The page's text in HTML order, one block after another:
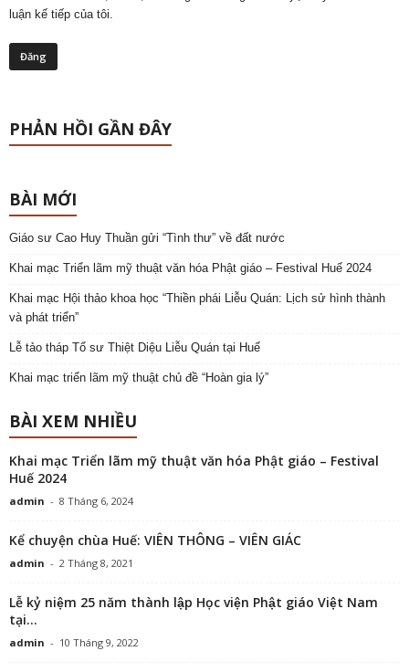
luận kế tiếp của tôi.
PHẢN HỒI GẦN ĐÂY
BÀI MỚI
Giáo sư Cao Huy Thuần gửi “Tình thư” về đất nước
Khai mạc Triển lãm mỹ thuật văn hóa Phật giáo – Festival Huế 2024
Khai mạc Hội thảo khoa học “Thiền phái Liễu Quán: Lịch sử hình thành
và phát triển”
Lễ tảo tháp Tổ sư Thiệt Diệu Liễu Quán tại Huế
Khai mạc triển lãm mỹ thuật chủ đề “Hoàn gia lý”
BÀI XEM NHIỀU
Khai mạc Triển lãm mỹ thuật văn hóa Phật giáo – Festival
Huế 2024
admin - 8 Tháng 6, 2024
Kể chuyện chùa Huế: VIÊN THÔNG – VIÊN GIÁC
admin - 2 Tháng 8, 2021
Lễ kỷ niệm 25 năm thành lập Học viện Phật giáo Việt Nam
tại...
admin - 10 Tháng 9, 2022